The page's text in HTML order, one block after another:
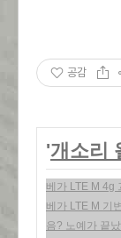
공감
'개소리
베가 LTE M 4g
베가 LTE M 기
음? 노예가 끝